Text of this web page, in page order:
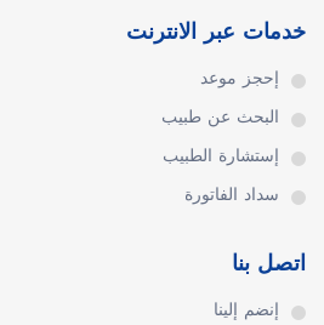
خدمات عبر الانترنت
إحجز موعد
البحث عن طبيب
إستشارة الطبيب
سداد الفاتورة
اتصل بنا
إنضم إلينا